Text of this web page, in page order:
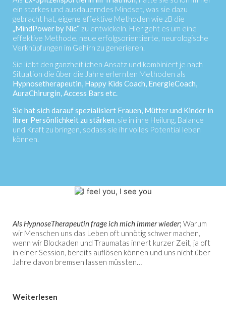
ein starkes und ausdauerndes Mindset, was sie dazu
gebracht hat, eigene effektive Methoden wie zB die
„MindPower by Nic“ zu entwickeln. Hier geht es um eine
effektive Methode, neue erfolgsorientierte, neurologische
Verknüpfungen im Gehirn zu generieren.
Sie liebt den ganzheitlichen Ansatz und kombiniert je nach
Situation die über die Jahre erlernten Methoden als
Hypnosetherapeutin, Happy Kids Coach, EnergieCoach,
AuraChirurgin, Access Bars etc.
Sie hat sich darauf spezialisiert Frauen, Mütter und Kinder in
ihrer Persönlichkeit zu stärken, sie in ihre Heilung, Balance
und Kraft zu bringen, sodass sie ihr volles Potential leben
können.
Als HypnoseTherapeutin frage ich mich immer wieder; Warum
wir Menschen uns das Leben oft unnötig schwer machen,
wenn wir Blockaden und Traumatas innert kurzer Zeit, ja oft
in einer Session, bereits auflösen können und uns nicht über
Jahre davon bremsen lassen müssten…
Weiterlesen